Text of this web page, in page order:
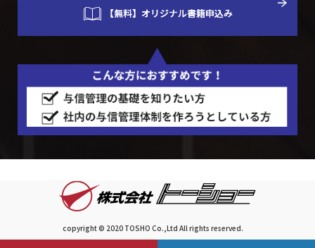
【無料】オリジナル書籍申込み
copyright © 2020 TOSHO Co.,Ltd All rights reserved.